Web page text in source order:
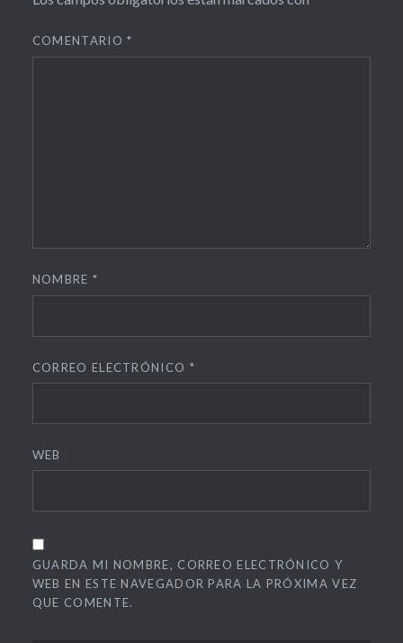
COMENTARIO*
NOMBRE *
CORREO ELECTRÓNICO *
WEB
GUARDA MI NOMBRE, CORREO ELECTRÓNICO Y
WEB EN ESTE NAVEGADOR PARA LA PRÓXIMA VEZ
QUE COMENTE.